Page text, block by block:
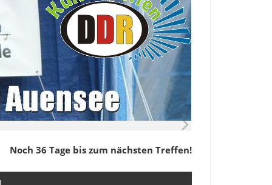
Noch 36 Tage bis zum nächsten Treffen!